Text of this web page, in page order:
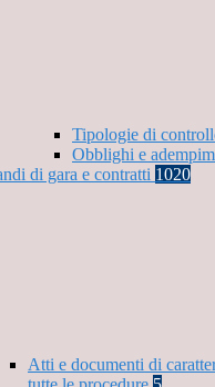
Tipologie di
Obblighi e
di gara e contratti 1020
Atti e documenti di